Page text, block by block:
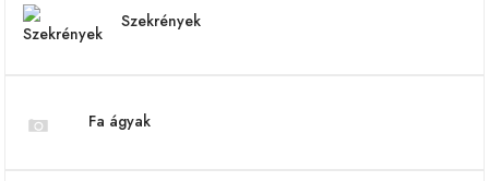
Szekrények
Fa ágyak